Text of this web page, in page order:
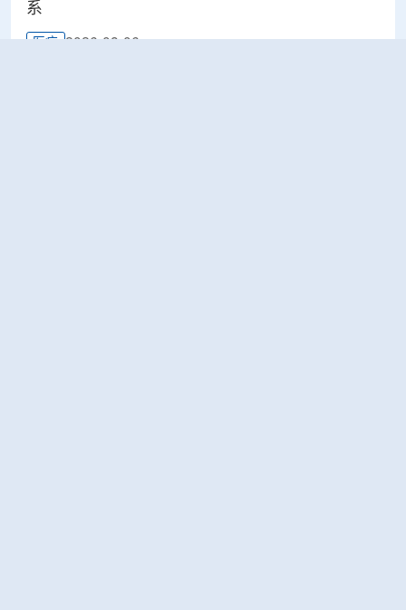
系
医疗 2026-08-06